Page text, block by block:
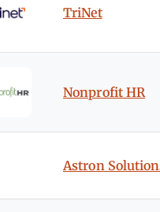
TriNet
Nonprofit HR
Astron